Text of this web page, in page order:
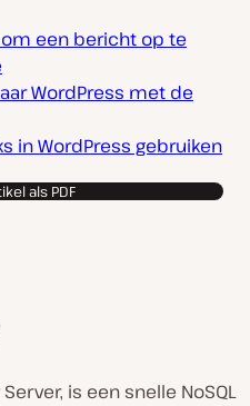
een bericht op te
WordPress met de
in WordPress gebruiken
als PDF
is een snelle NoSQL